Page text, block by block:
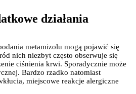
działania
metamizolu mogą pojawić się
nich niezbyt często obserwuje się
ciśnienia krwi. Sporadycznie może
Bardzo rzadko natomiast
miejscowe reakcje alergiczne